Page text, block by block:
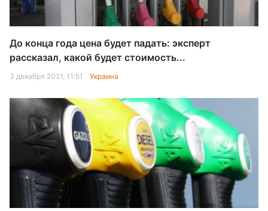
До конца года цена будет падать: эксперт
рассказал, какой будет стоимость...
3 декабря 2021, 11:51 Украина